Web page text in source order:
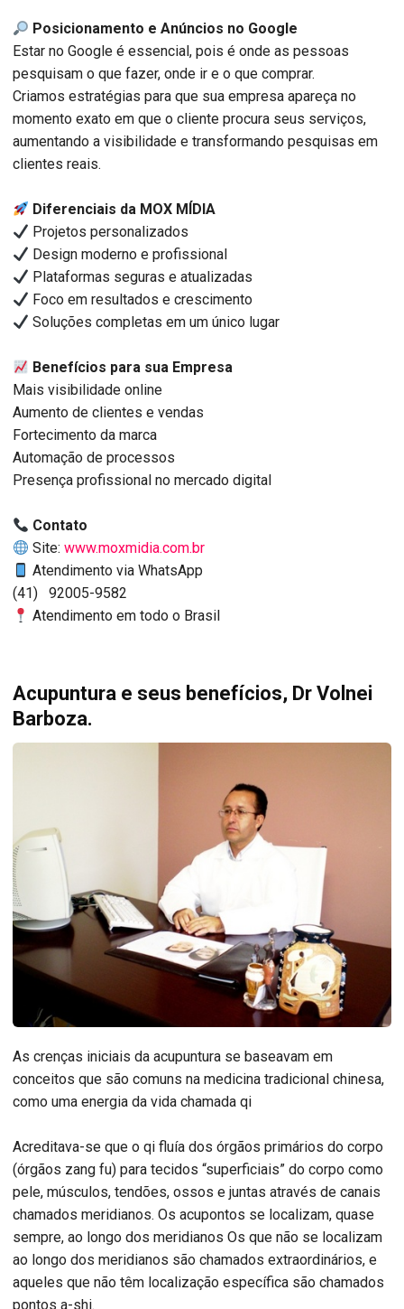
Posicionamento e Anúncios no Google
Estar no Google é essencial, pois é onde as pessoas
pesquisam o que fazer, onde ir e o que comprar.
Criamos estratégias para que sua empresa apareça no
momento exato em que o cliente procura seus serviços,
aumentando a visibilidade e transformando pesquisas em
clientes reais.
Diferenciais da MOX MÍDIA
Projetos personalizados
Design moderno e profissional
Plataformas seguras e atualizadas
Foco em resultados e crescimento
Soluções completas em um único lugar
Benefícios para sua Empresa
Mais visibilidade online
Aumento de clientes e vendas
Fortecimento da marca
Automação de processos
Presença profissional no mercado digital
Contato
Site:www.moxmidia.com.br
Atendimento via WhatsApp
(41) 92005-9582
Atendimento em todo o Brasil
Acupuntura e seus benefícios, Dr Volnei
Barboza.
As crenças iniciais da acupuntura se baseavam em
conceitos que são comuns na medicina tradicional chinesa,
como uma energia da vida chamada qi
Acreditava-se que o qi fluía dos órgãos primários do corpo
(órgãos zang fu) para tecidos “superficiais” do corpo como
pele, músculos, tendões, ossos e juntas através de canais
chamados meridianos. Os acupontos se localizam, quase
sempre, ao longo dos meridianos Os que não se localizam
ao longo dos meridianos são chamados extraordinários, e
aqueles que não têm localização específica são chamados
pontos a-shi.